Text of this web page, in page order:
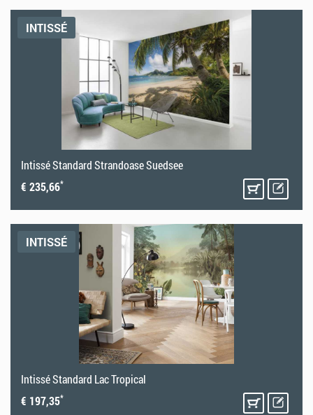
INTISSÉ
Intissé Standard Strandoase Suedsee
€ 235,66*
INTISSÉ
Intissé Standard Lac Tropical
€ 197,35*